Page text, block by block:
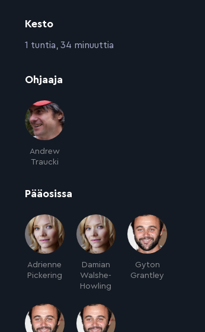
Kesto
:1 tuntia, 34 minuuttia
Ohjaaja
Andrew
Traucki
Pääosissa
Adrienne
Pickering
Damian
Walshe-
Howling
Gyton
Grantley